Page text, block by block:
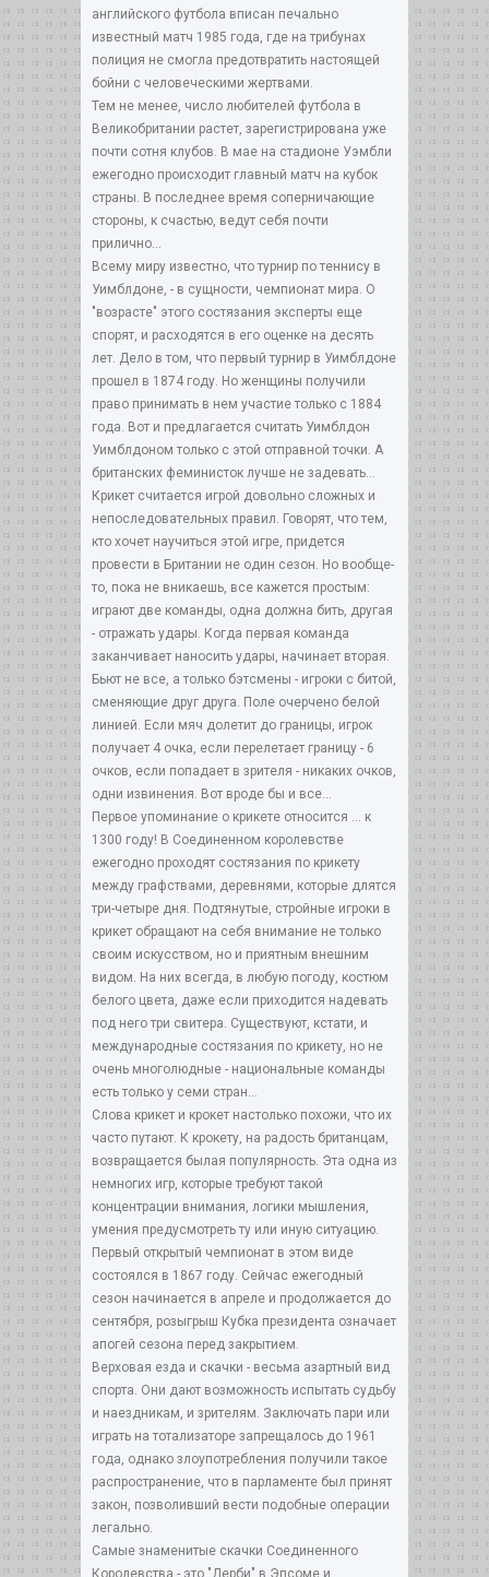
английского футбола вписан печально
известный матч 1985 года, где на трибунах
полиция не смогла предотвратить настоящей
бойни с человеческими жертвами.
Тем не менее, число любителей футбола в
Великобритании растет, зарегистрирована уже
почти сотня клубов. В мае на стадионе Уэмбли
ежегодно происходит главный матч на кубок
страны. В последнее время соперничающие
стороны, к счастью, ведут себя почти
прилично...
Всему миру известно, что турнир по теннису в
Уимблдоне, - в сущности, чемпионат мира. О
"возрасте" этого состязания эксперты еще
спорят, и расходятся в его оценке на десять
лет. Дело в том, что первый турнир в Уимблдоне
прошел в 1874 году. Но женщины получили
право принимать в нем участие только с 1884
года. Вот и предлагается считать Уимблдон
Уимблдоном только с этой отправной точки. А
британских феминисток лучше не задевать...
Крикет считается игрой довольно сложных и
непоследовательных правил. Говорят, что тем,
кто хочет научиться этой игре, придется
провести в Британии не один сезон. Но вообще-
то, пока не вникаешь, все кажется простым:
играют две команды, одна должна бить, другая
- отражать удары. Когда первая команда
заканчивает наносить удары, начинает вторая.
Бьют не все, а только бэтсмены - игроки с битой,
сменяющие друг друга. Поле очерчено белой
линией. Если мяч долетит до границы, игрок
получает 4 очка, если перелетает границу - 6
очков, если попадает в зрителя - никаких очков,
одни извинения. Вот вроде бы и все...
Первое упоминание о крикете относится … к
1300 году! В Соединенном королевстве
ежегодно проходят состязания по крикету
между графствами, деревнями, которые длятся
три-четыре дня. Подтянутые, стройные игроки в
крикет обращают на себя внимание не только
своим искусством, но и приятным внешним
видом. На них всегда, в любую погоду, костюм
белого цвета, даже если приходится надевать
под него три свитера. Существуют, кстати, и
международные состязания по крикету, но не
очень многолюдные - национальные команды
есть только у семи стран...
Слова крикет и крокет настолько похожи, что их
часто путают. К крокету, на радость британцам,
возвращается былая популярность. Эта одна из
немногих игр, которые требуют такой
концентрации внимания, логики мышления,
умения предусмотреть ту или иную ситуацию.
Первый открытый чемпионат в этом виде
состоялся в 1867 году. Сейчас ежегодный
сезон начинается в апреле и продолжается до
сентября, розыгрыш Кубка президента означает
апогей сезона перед закрытием.
Верховая езда и скачки - весьма азартный вид
спорта. Они дают возможность испытать судьбу
и наездникам, и зрителям. Заключать пари или
играть на тотализаторе запрещалось до 1961
года, однако злоупотребления получили такое
распространение, что в парламенте был принят
закон, позволивший вести подобные операции
легально.
Самые знаменитые скачки Соединенного
Королевства - это "Дерби" в Эпсоме и